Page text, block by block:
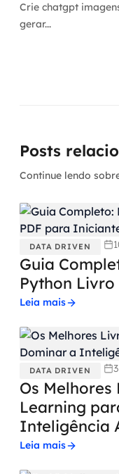
Crie chatgpt
gerar...
Posts
Continue lendo
DATA DRIVEN
Guia
Python
Leia mais
DATA DRIVEN
Os
Learning
Inteligência
Leia mais